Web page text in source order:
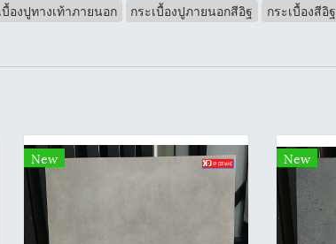
บื้องปูทางเท้าภายนอก กระเบื้องปูภายนอกสีอิฐ กระเบื้องสีอิฐ
New New